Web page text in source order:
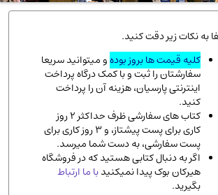
(45)
(151)
مالی(56)
به نکات زیر دقت کنید.
کلیه قیمت ها بروز بودهو میتوانید سریعا
سفارشتان را ثبت و با کمک درگاه پرداخت
اینترنتی پارسیان، هزینه آن را پرداخت
کنید.
کتاب های سفارشی ظرف حداکثر 2 روز
کاری برای پست پیشتاز، و 3 روز کاری برای
پست سفارشی، به دست شما میرسد.
اگر به دنبال کتابی هستید که در فروشگاه
هیرکان بوک پیدا نمیکنیدبا ما ارتباط
بگیرید.